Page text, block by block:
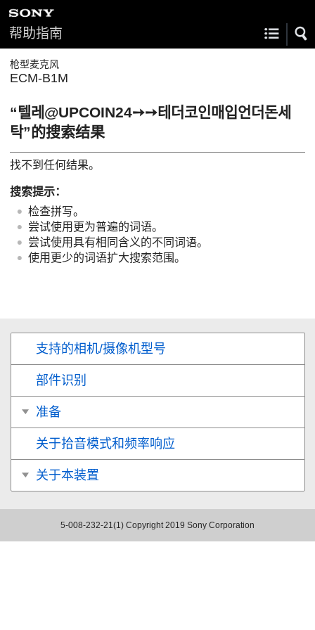
帮助指南
枪型麦克风
ECM-B1M
“텔레@UPCOIN24➙➙테더코인매입언더돈세
탁”的搜索结果
找不到任何结果。
搜索提示：
检查拼写。
尝试使用更为普遍的词语。
尝试使用具有相同含义的不同词语。
使用更少的词语扩大搜索范围。
支持的相机/摄像机型号
部件识别
准备
关于拾音模式和频率响应
关于本装置
5-008-232-21(1) Copyright 2019 Sony Corporation